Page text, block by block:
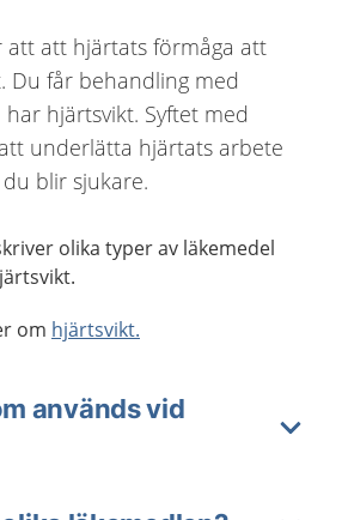
att att hjärtats förmåga att
Du får behandling med
hjärtsvikt. Syftet med
underlätta hjärtats arbete
blir sjukare.
olika typer av läkemedel
om hjärtsvikt.
används vid